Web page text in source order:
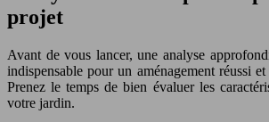
projet
Avant de vous lancer, une analyse
indispensable pour un aménagement réussi
Prenez le temps de bien évaluer les
votre jardin.